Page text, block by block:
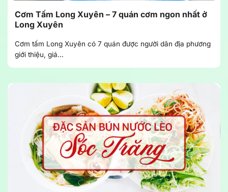
Cơm Tấm Long Xuyên – 7 quán cơm ngon nhất ở
Long Xuyên
Cơm tấm Long Xuyên có 7 quán được người dân địa phương
giới thiệu, giá...